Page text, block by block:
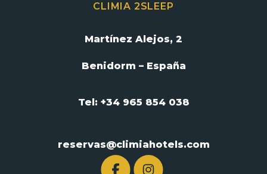
CLIMIA 2SLEEP
Martínez Alejos, 2
Benidorm – España
Tel: +34 965 854 038
reservas@climiahotels.com